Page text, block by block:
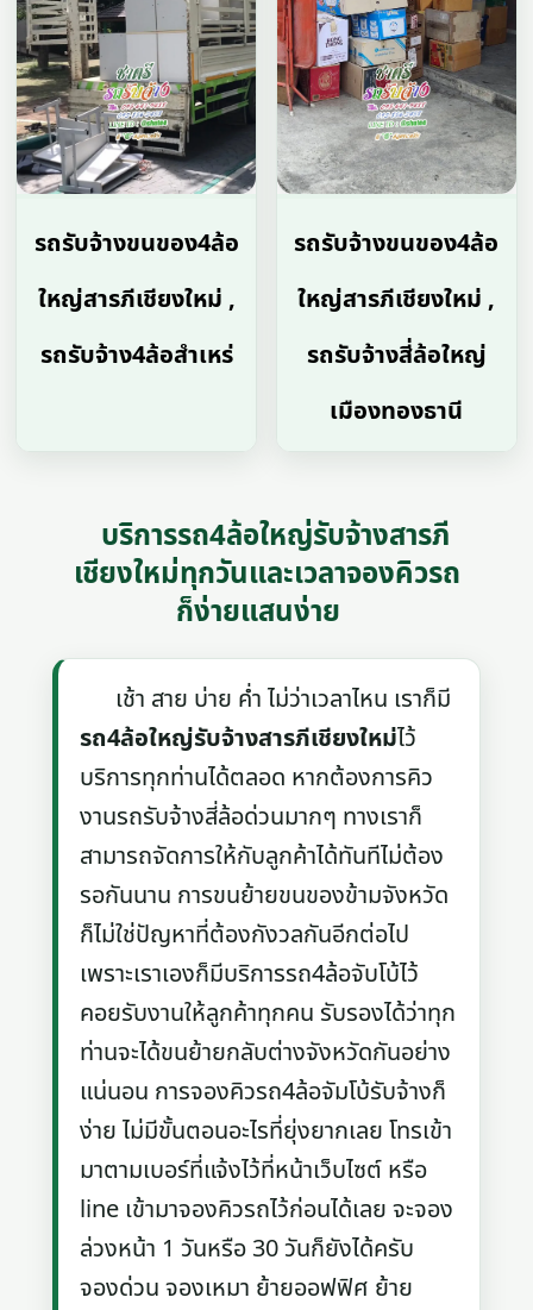
รถรับจ้างขนของ4ล้อ
ใหญ่สารภีเชียงใหม่ ,
รถรับจ้าง4ล้อสำเหร่
รถรับจ้างขนของ4ล้อ
ใหญ่สารภีเชียงใหม่ ,
รถรับจ้างสี่ล้อใหญ่
เมืองทองธานี
บริการรถ4ล้อใหญ่รับจ้างสารภี
เชียงใหม่ทุกวันและเวลาจองคิวรถ
ก็ง่ายแสนง่าย
เช้า สาย บ่าย ค่ำ ไม่ว่าเวลาไหน เราก็มี
รถ4ล้อใหญ่รับจ้างสารภีเชียงใหม่ไว้
บริการทุกท่านได้ตลอด หากต้องการคิว
งานรถรับจ้างสี่ล้อด่วนมากๆ ทางเราก็
สามารถจัดการให้กับลูกค้าได้ทันทีไม่ต้อง
รอกันนาน การขนย้ายขนของข้ามจังหวัด
ก็ไม่ใช่ปัญหาที่ต้องกังวลกันอีกต่อไป
เพราะเราเองก็มีบริการรถ4ล้อจับโบ้ไว้
คอยรับงานให้ลูกค้าทุกคน รับรองได้ว่าทุก
ท่านจะได้ขนย้ายกลับต่างจังหวัดกันอย่าง
แน่นอน การจองคิวรถ4ล้อจัมโบ้รับจ้างก็
ง่าย ไม่มีขั้นตอนอะไรที่ยุ่งยากเลย โทรเข้า
มาตามเบอร์ที่แจ้งไว้ที่หน้าเว็บไซต์ หรือ
line เข้ามาจองคิวรถไว้ก่อนได้เลย จะจอง
ล่วงหน้า 1 วันหรือ 30 วันก็ยังได้ครับ
จองด่วน จองเหมา ย้ายออฟฟิศ ย้าย